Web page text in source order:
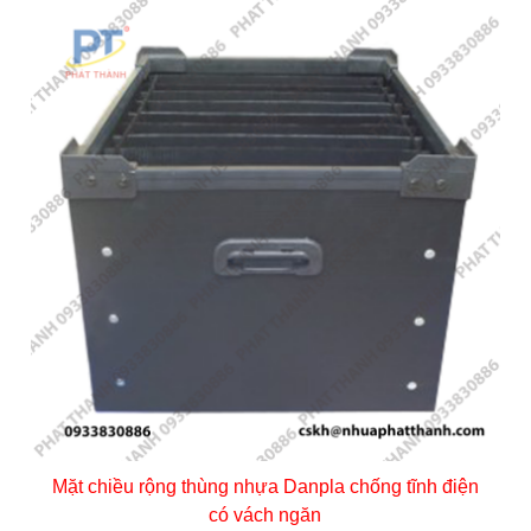
Mặt chiều rộng thùng nhựa Danpla chống tĩnh điện
có vách ngăn